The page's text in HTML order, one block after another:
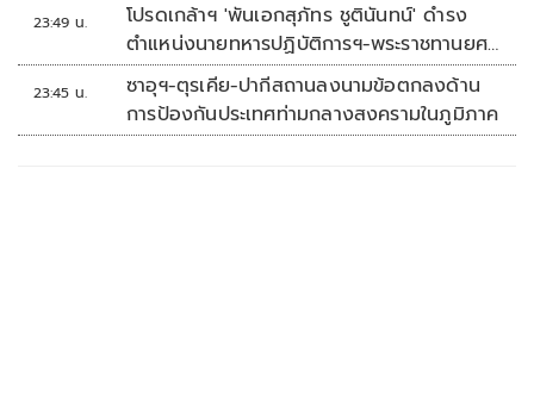
23:49 น.
โปรดเกล้าฯ 'พันเอกสุภัทร ชูตินันทน์' ดำรง
ตำแหน่งนายทหารปฏิบัติการฯ-พระราชทานยศ
'พลตรี'
23:45 น.
ซาอุฯ-ตุรเคีย-ปากีสถานลงนามข้อตกลงด้าน
การป้องกันประเทศท่ามกลางสงครามในภูมิภาค